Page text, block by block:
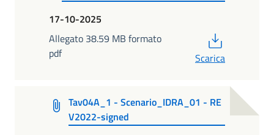
17-10-2025
Allegato 38.59 MB formato
pdf
Scarica
Tav04A_1 - Scenario_IDRA_01 - RE
V2022-signed